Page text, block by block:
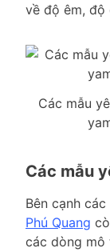
về độ êm, độ
Các mẫu
Các mẫu
Bên cạnh
Phú Quang
các dòng mô